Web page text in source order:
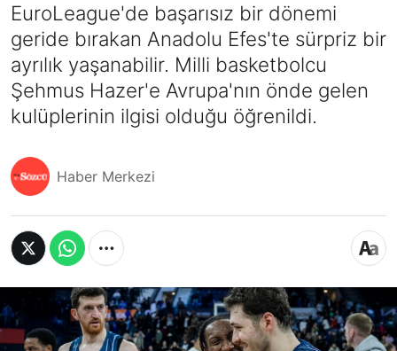
EuroLeague'de başarısız bir dönemi
geride bırakan Anadolu Efes'te sürpriz bir
ayrılık yaşanabilir. Milli basketbolcu
Şehmus Hazer'e Avrupa'nın önde gelen
kulüplerinin ilgisi olduğu öğrenildi.
Haber Merkezi